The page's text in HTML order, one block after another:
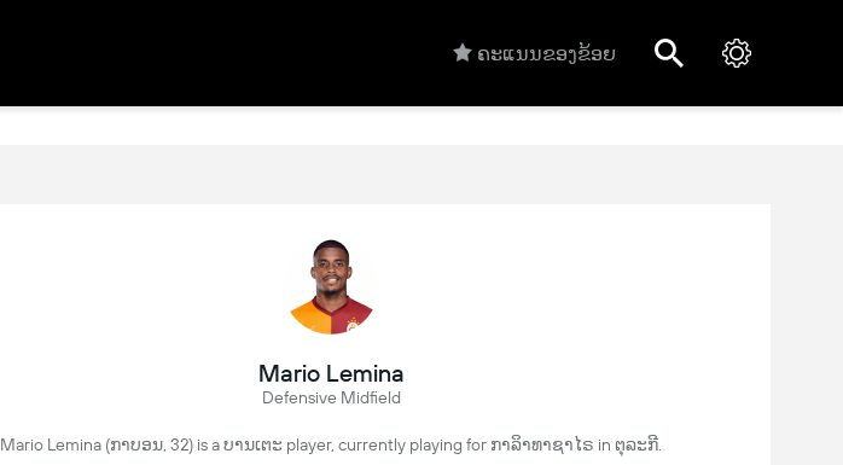
ຄະແນນຂອງຂ້ອຍ
Mario Lemina
Defensive Midfield
Mario Lemina (ກາບອນ, 32) is a ບານເຕະ player, currently playing for ກາລິາທາຊາໄຣ in ຕຸລະກີ.